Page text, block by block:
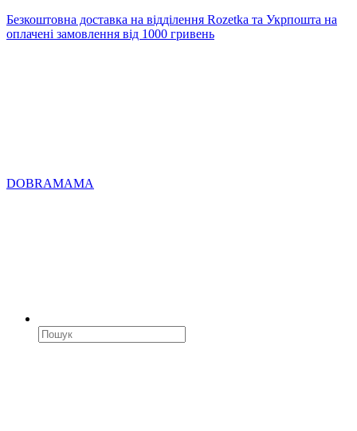
Безкоштовна доставка на відділення Rozetka та Укрпошта на
оплачені замовлення від 1000 гривень
DOBRAMAMA